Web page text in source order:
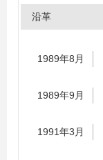
沿革
1989年8月
1989年9月
1991年3月